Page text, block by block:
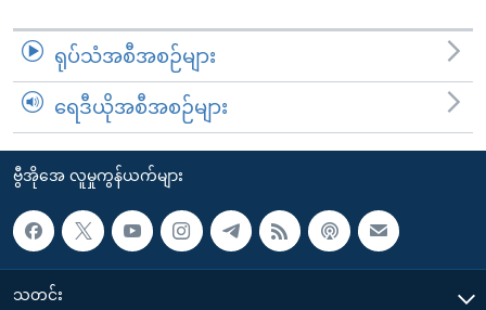
ရုပ်သံအစီအစဉ်များ
ရေဒီယိုအစီအစဉ်များ
ဗွီအိုအေ လူမှုကွန်ယက်များ
သတင်း